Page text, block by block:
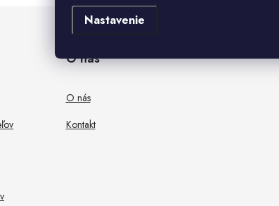
Nastavenie
O nás
O nás
Kontakt